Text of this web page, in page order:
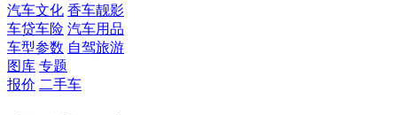
汽车文化 香车靓影
车贷车险 汽车用品
车型参数 自驾旅游
图库 专题
报价 二手车